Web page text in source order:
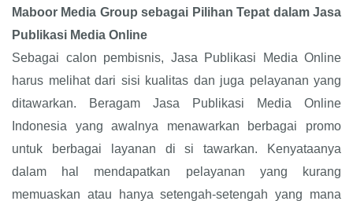
Maboor Media Group sebagai Pilihan Tepat dalam Jasa
Publikasi Media Online
Sebagai calon pembisnis, Jasa Publikasi Media Online
harus melihat dari sisi kualitas dan juga pelayanan yang
ditawarkan. Beragam Jasa Publikasi Media Online
Indonesia yang awalnya menawarkan berbagai promo
untuk berbagai layanan di si tawarkan. Kenyataanya
dalam hal mendapatkan pelayanan yang kurang
memuaskan atau hanya setengah-setengah yang mana